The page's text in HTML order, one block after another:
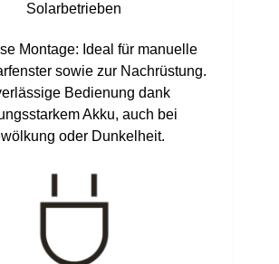
Solarbetrieben
Montage: Ideal für manuelle
sowie zur Nachrüstung.
Bedienung dank
Akku, auch bei
oder Dunkelheit.